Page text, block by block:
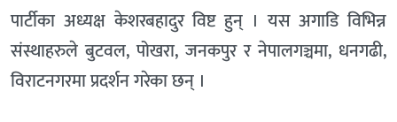
पार्टीका अध्यक्ष केशरबहादुर विष्ट हुन् । यस अगाडि विभिन्न
संस्थाहरुले बुटवल, पोखरा, जनकपुर र नेपालगञ्चमा, धनगढी,
विराटनगरमा प्रदर्शन गरेका छन् ।